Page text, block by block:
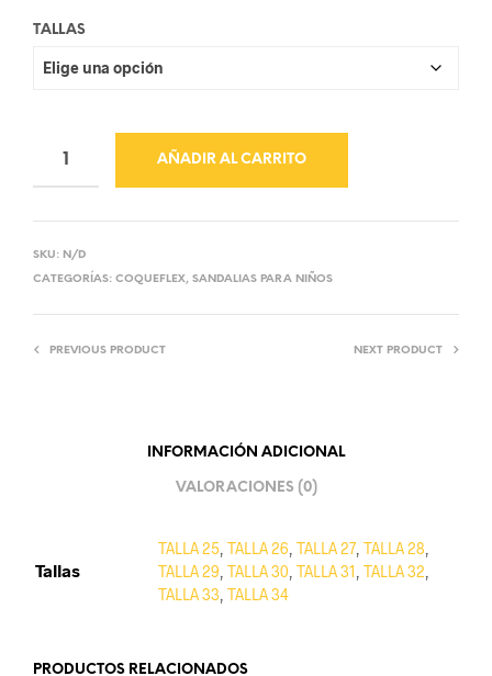
TALLAS
AÑADIR AL CARRITO
SKU: N/D
CATEGORÍAS: COQUEFLEX, SANDALIAS PARA NIÑOS
PREVIOUS PRODUCT NEXT PRODUCT
INFORMACIÓN ADICIONAL
VALORACIONES (0)
Tallas
TALLA 25 TALLA 26 TALLA 27 TALLA 28
TALLA 29 TALLA 30 TALLA 31 TALLA 32
TALLA 33 TALLA 34
PRODUCTOS RELACIONADOS